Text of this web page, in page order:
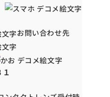
お問い合わせ先